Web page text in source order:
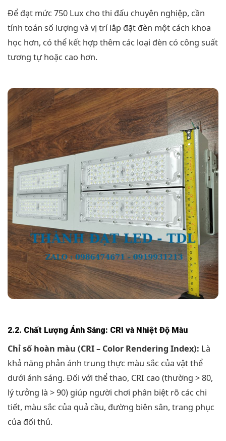
Để đạt mức 750 Lux cho thi đấu chuyên nghiệp, cần
tính toán số lượng và vị trí lắp đặt đèn một cách khoa
học hơn, có thể kết hợp thêm các loại đèn có công suất
tương tự hoặc cao hơn.
2.2. Chất Lượng Ánh Sáng: CRI và Nhiệt Độ Màu
Chỉ số hoàn màu (CRI – Color Rendering Index): Là
khả năng phản ánh trung thực màu sắc của vật thể
dưới ánh sáng. Đối với thể thao, CRI cao (thường > 80,
lý tưởng là > 90) giúp người chơi phân biệt rõ các chi
tiết, màu sắc của quả cầu, đường biên sân, trang phục
của đối thủ.